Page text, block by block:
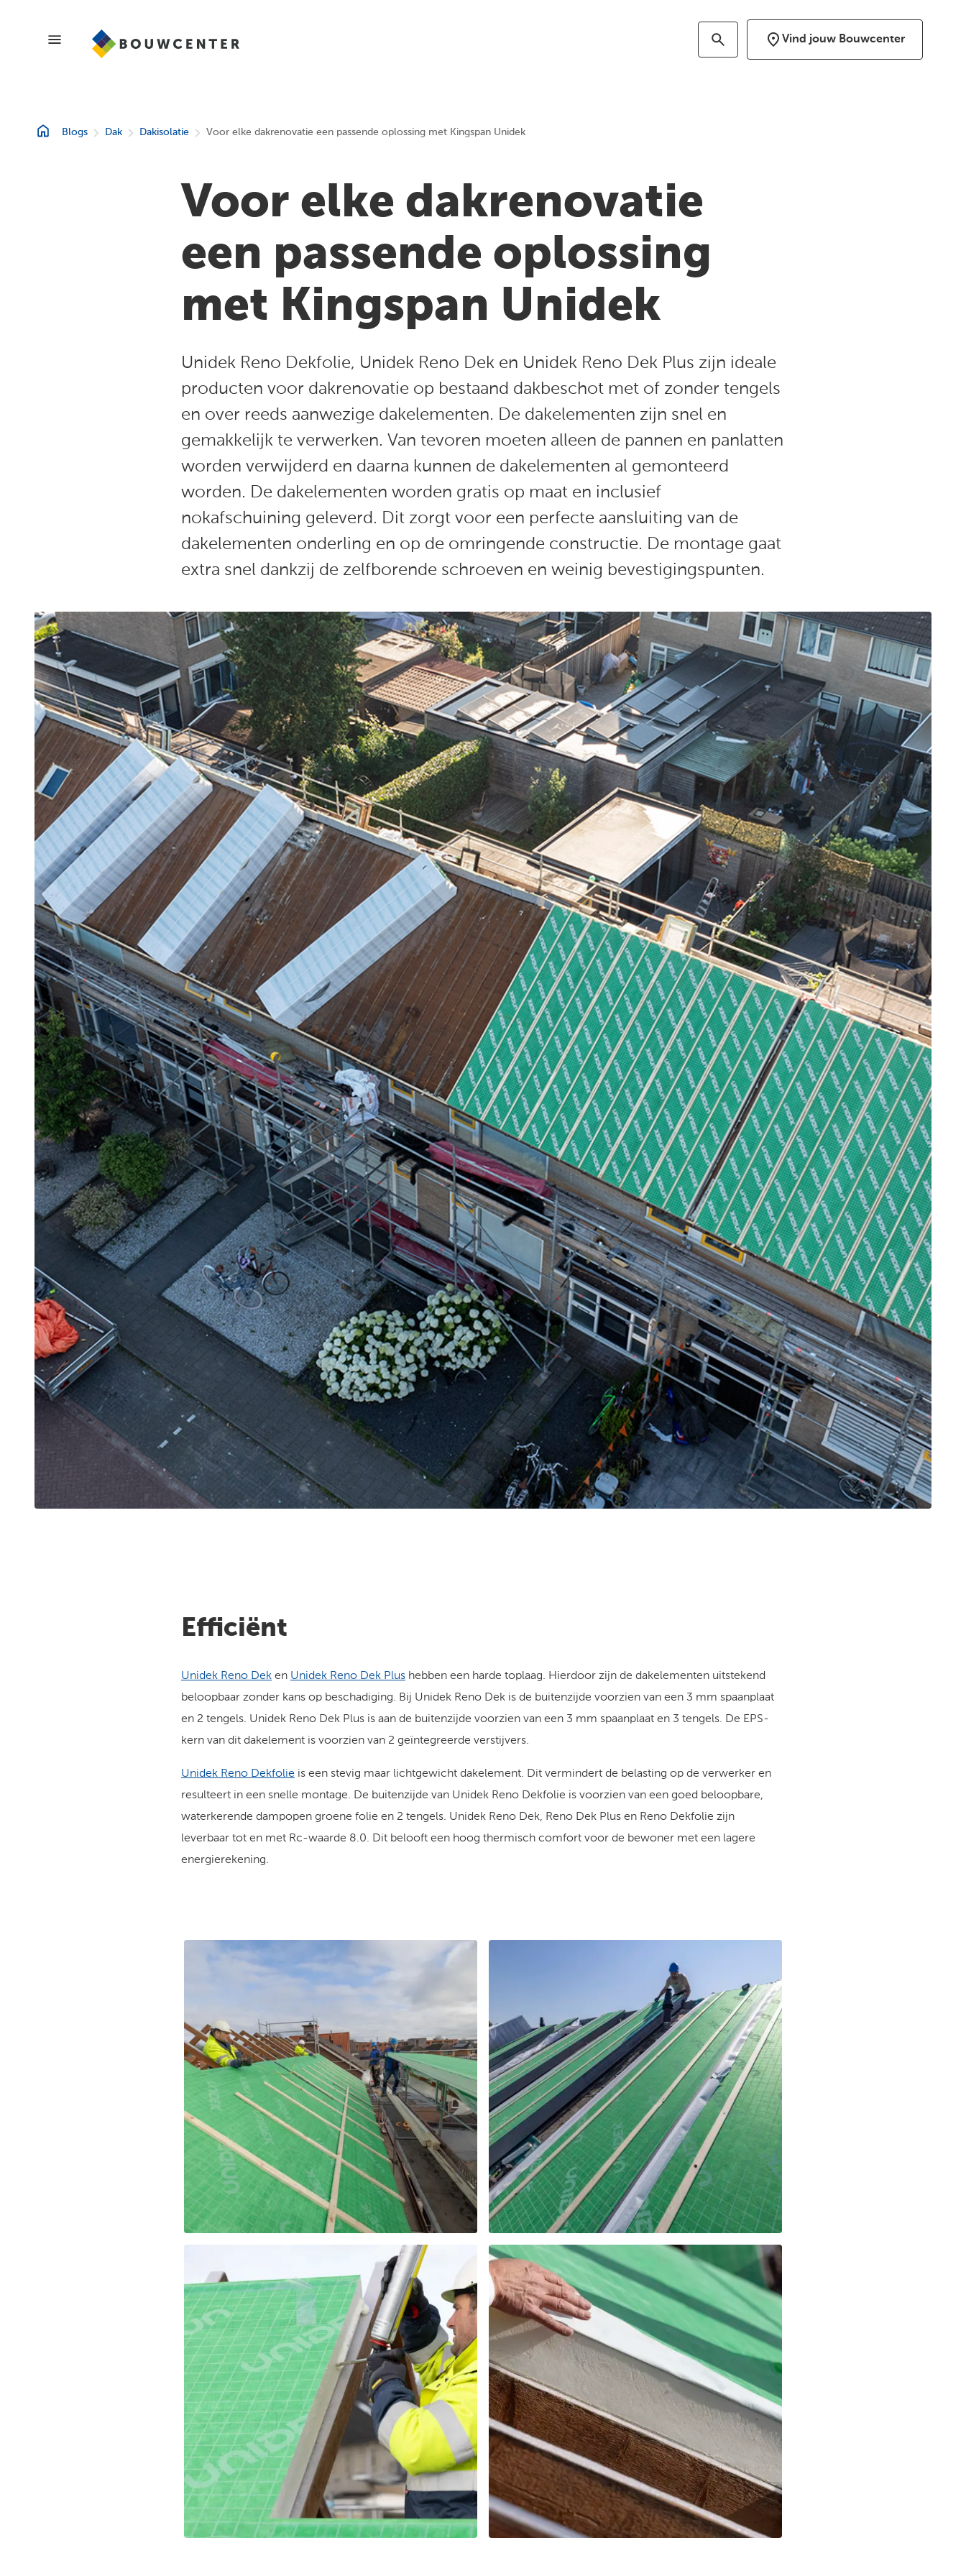
Vind jouw Bouwcenter
Blogs
Blogs Dak Dakisolatie Voor elke dakrenovatie een passende oplossing met Kingspan Unidek
Voor elke dakrenovatie
een passende oplossing
met Kingspan Unidek
Unidek Reno Dekfolie, Unidek Reno Dek en Unidek Reno Dek Plus zijn ideale
producten voor dakrenovatie op bestaand dakbeschot met of zonder tengels
en over reeds aanwezige dakelementen. De dakelementen zijn snel en
gemakkelijk te verwerken. Van tevoren moeten alleen de pannen en panlatten
worden verwijderd en daarna kunnen de dakelementen al gemonteerd
worden. De dakelementen worden gratis op maat en inclusief
nokafschuining geleverd. Dit zorgt voor een perfecte aansluiting van de
dakelementen onderling en op de omringende constructie. De montage gaat
extra snel dankzij de zelfborende schroeven en weinig bevestigingspunten.
Efficiënt
Unidek Reno Dek en Unidek Reno Dek Plus hebben een harde toplaag. Hierdoor zijn de dakelementen uitstekend
beloopbaar zonder kans op beschadiging. Bij Unidek Reno Dek is de buitenzijde voorzien van een 3 mm spaanplaat
en 2 tengels. Unidek Reno Dek Plus is aan de buitenzijde voorzien van een 3 mm spaanplaat en 3 tengels. De EPS-
kern van dit dakelement is voorzien van 2 geïntegreerde verstijvers.
Unidek Reno Dekfolie is een stevig maar lichtgewicht dakelement. Dit vermindert de belasting op de verwerker en
resulteert in een snelle montage. De buitenzijde van Unidek Reno Dekfolie is voorzien van een goed beloopbare,
waterkerende dampopen groene folie en 2 tengels. Unidek Reno Dek, Reno Dek Plus en Reno Dekfolie zijn
leverbaar tot en met Rc-waarde 8.0. Dit belooft een hoog thermisch comfort voor de bewoner met een lagere
energierekening.